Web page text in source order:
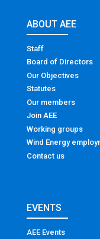
ABOUT AEE
Staff
Board of Directors
Our Objectives
Statutes
Our members
Join AEE
Working groups
Wind Energy
Contact us
EVENTS
AEE Events